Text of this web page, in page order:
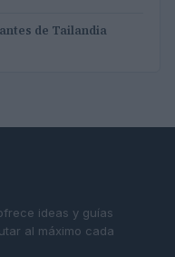
de Tailandia
ideas y guías
al máximo cada